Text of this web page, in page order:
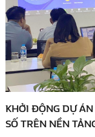
KHỞI ĐỘNG DỰ
SỐ TRÊN NỀN